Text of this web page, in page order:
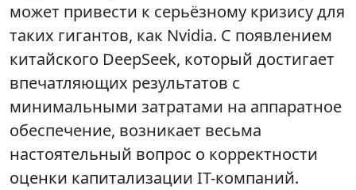
может привести к серьёзному кризису для
таких гигантов, как Nvidia. С появлением
китайского DeepSeek, который достигает
впечатляющих результатов с
минимальными затратами на аппаратное
обеспечение, возникает весьма
настоятельный вопрос о корректности
оценки капитализации IT-компаний.